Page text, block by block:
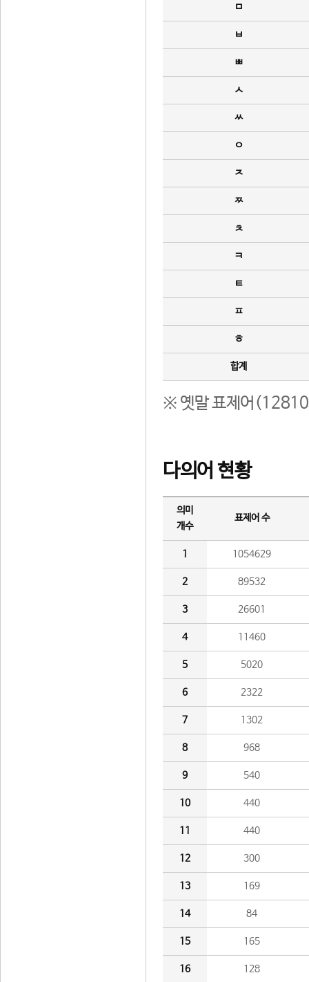
ㅁ
ㅂ
ㅃ
ㅅ
ㅆ
ㅇ
ㅈ
ㅉ
ㅊ
ㅋ
ㅌ
ㅍ
ㅎ
합계
※ 옛말 표제어(12810
다의어 현황
의미
개수
표제어 수
1 1054629
2 89532
3 26601
4 11460
5 5020
6 2322
7 1302
8 968
9 540
10 440
11 440
12 300
13 169
14 84
15 165
16 128